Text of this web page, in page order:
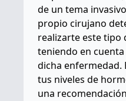
de un tema
propio cirujano
realizarte este tipo
teniendo en
dicha enfermedad.
tus niveles de
una